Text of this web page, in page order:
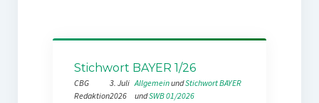
Stichwort BAYER 1/26
CBG
Redaktion
3. Juli
2026
Allgemein und Stichwort BAYER
und SWB 01/2026